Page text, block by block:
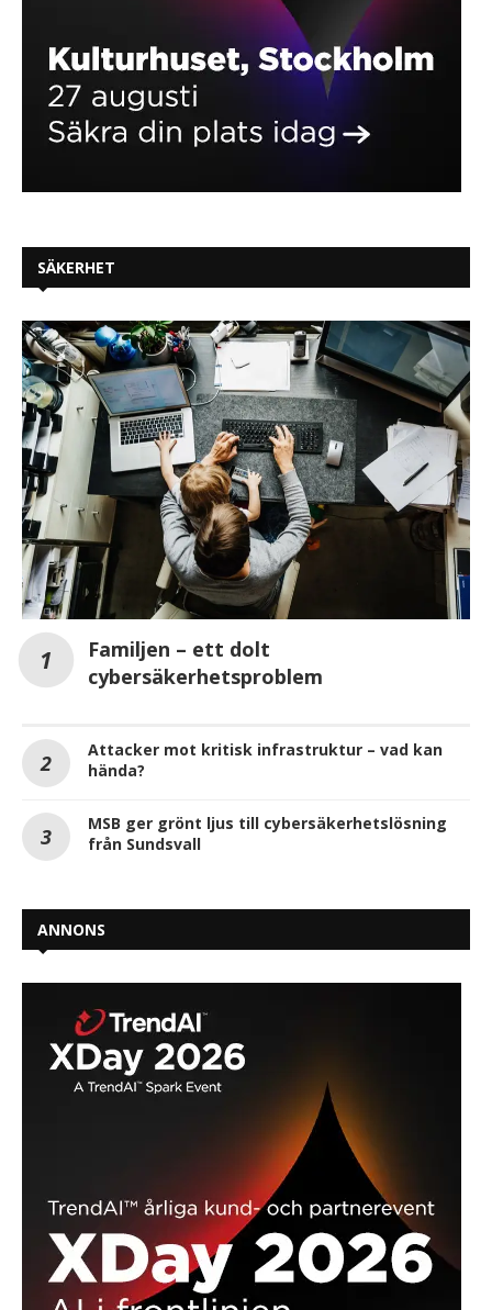
SÄKERHET
Familjen – ett dolt
cybersäkerhetsproblem
Attacker mot kritisk infrastruktur – vad kan
hända?
MSB ger grönt ljus till cybersäkerhetslösning
från Sundsvall
ANNONS